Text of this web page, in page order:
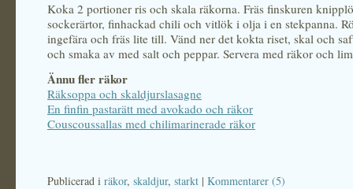
Koka 2 portioner ris och skala räkorna. Fräs finskuren
sockerärtor, finhackad chili och vitlök i olja i en stekpanna.
ingefära och fräs lite till. Vänd ner det kokta riset, skal och
och smaka av med salt och peppar. Servera med räkor och
Ännu fler räkor
Räksoppa och skaldjurslasagne
En finfin pastarätt med avokado och räkor
Couscoussallas med chilimarinerade räkor
Publicerad i räkor, skaldjur, starkt | Kommentarer (5)